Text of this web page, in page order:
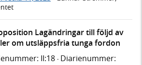
Lagändringar till följd av
om utsläppsfria tunga fordon
II:18 · Diarienummer: